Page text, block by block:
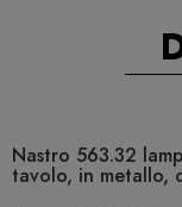
Nastro 563.32
tavolo, in metallo,